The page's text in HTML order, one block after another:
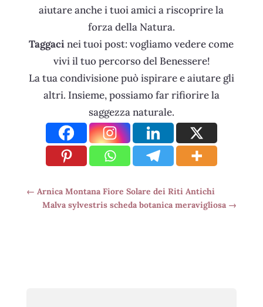
aiutare anche i tuoi amici a riscoprire la
forza della Natura.
Taggacinei tuoi post: vogliamo vedere come
vivi il tuo percorso del Benessere!
La tua condivisione può ispirare e aiutare gli
altri. Insieme, possiamo far rifiorire la
saggezza naturale.
← Arnica Montana Fiore Solare dei Riti Antichi
Malva sylvestris scheda botanica meravigliosa →